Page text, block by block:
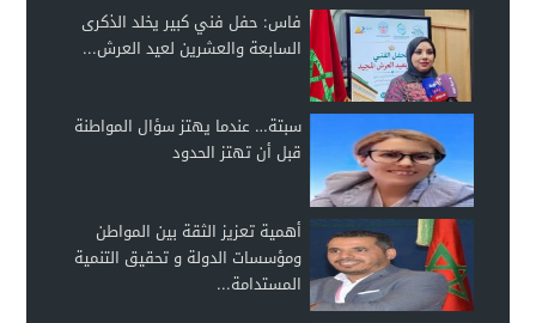
فاس: حفل فني كبير يخلد الذكرى
السابعة والعشرين لعيد العرش...
سبتة… عندما يهتز سؤال المواطنة
قبل أن تهتز الحدود
أهمية تعزيز الثقة بين المواطن
ومؤسسات الدولة و تحقيق التنمية
المستدامة...